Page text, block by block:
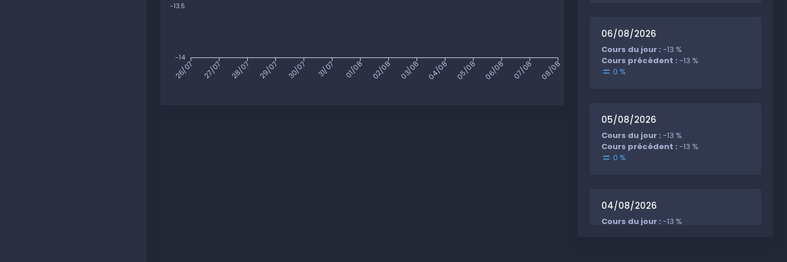
-13.5
-14
26/07 27/07 28/07 29/07 30/07 31/07 01/08 02/08 03/08 04/08 05/08 06/08 07/08 08/08
06/08/2026
Cours du jour :-13 %
Cours précédent :-13 %
0 %
05/08/2026
Cours du jour :-13 %
Cours précédent :-13 %
0 %
04/08/2026
Cours du jour :-13 %